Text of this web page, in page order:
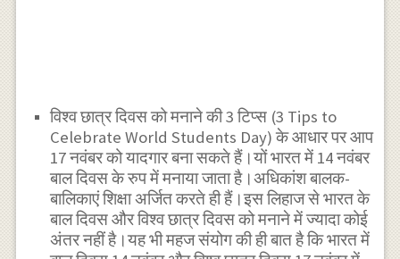
विश्व छात्र दिवस को मनाने की 3 टिप्स (3 Tips to
Celebrate World Students Day) के आधार पर आप
17 नवंबर को यादगार बना सकते हैं।यों भारत में 14 नवंबर
बाल दिवस के रुप में मनाया जाता है।अधिकांश बालक-
बालिकाएं शिक्षा अर्जित करते ही हैं।इस लिहाज से भारत के
बाल दिवस और विश्व छात्र दिवस को मनाने में ज्यादा कोई
अंतर नहीं है।यह भी महज संयोग की ही बात है कि भारत में